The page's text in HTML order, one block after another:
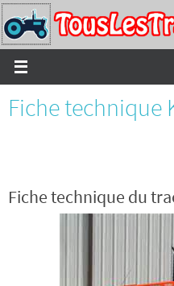
Passer
vers
le
contenu
Fiche technique
Fiche technique du